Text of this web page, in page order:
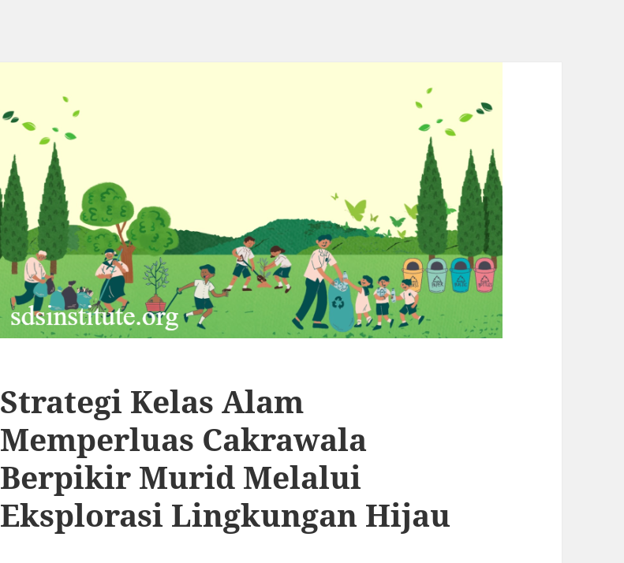
Strategi Kelas Alam
Memperluas Cakrawala
Berpikir Murid Melalui
Eksplorasi Lingkungan Hijau